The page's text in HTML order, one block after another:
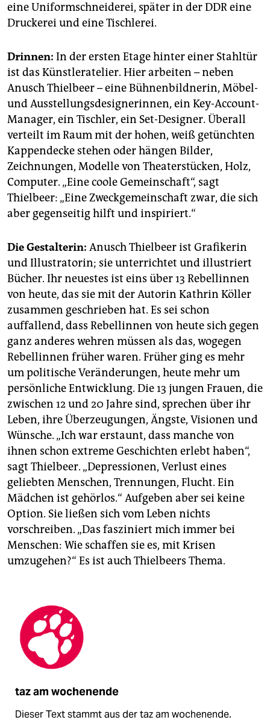
eine Uniformschneiderei, später in der DDR eine
Druckerei und eine Tischlerei.
Drinnen: In der ersten Etage hinter einer Stahltür
ist das Künstleratelier. Hier arbeiten – neben
Anusch Thielbeer – eine Bühnenbildnerin, Möbel-
und Ausstellungsdesignerinnen, ein Key-Account-
Manager, ein Tischler, ein Set-Designer. Überall
verteilt im Raum mit der hohen, weiß getünchten
Kappendecke stehen oder hängen Bilder,
Zeichnungen, Modelle von Theaterstücken, Holz,
Computer. „Eine coole Gemeinschaft“, sagt
Thielbeer: „Eine Zweckgemeinschaft zwar, die sich
aber gegenseitig hilft und inspiriert.“
Die Gestalterin: Anusch Thielbeer ist Grafikerin
und Illustratorin; sie unterrichtet und illustriert
Bücher. Ihr neuestes ist eins über 13 Rebellinnen
von heute, das sie mit der Autorin Kathrin Köller
zusammen geschrieben hat. Es sei schon
auffallend, dass Rebellinnen von heute sich gegen
ganz anderes wehren müssen als das, wogegen
Rebellinnen früher waren. Früher ging es mehr
um politische Veränderungen, heute mehr um
persönliche Entwicklung. Die 13 jungen Frauen, die
zwischen 12 und 20 Jahre sind, sprechen über ihr
Leben, ihre Überzeugungen, Ängste, Visionen und
Wünsche. „Ich war erstaunt, dass manche von
ihnen schon extreme Geschichten erlebt haben“,
sagt Thielbeer. „Depressionen, Verlust eines
geliebten Menschen, Trennungen, Flucht. Ein
Mädchen ist gehörlos.“ Aufgeben aber sei keine
Option. Sie ließen sich vom Leben nichts
vorschreiben. „Das fasziniert mich immer bei
Menschen: Wie schaffen sie es, mit Krisen
umzugehen?“ Es ist auch Thielbeers Thema.
taz am wochenende
Dieser Text stammt aus der taz am wochenende.